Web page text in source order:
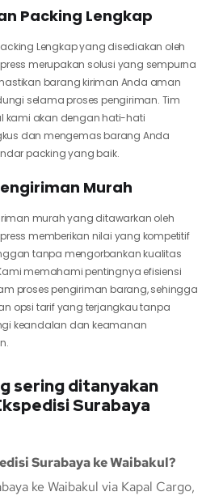
Packing Lengkap
Lengkap yang disediakan oleh
merupakan solusi yang sempurna
barang kiriman Anda aman
selama proses pengiriman. Tim
kami akan dengan hati-hati
dan mengemas barang Anda
packing yang baik.
Murah
murah yang ditawarkan oleh
memberikan nilai yang kompetitif
tanpa mengorbankan kualitas
memahami pentingnya efisiensi
proses pengiriman barang, sehingga
opsi tarif yang terjangkau tanpa
keandalan dan keamanan
sering ditanyakan
Surabaya
Surabaya ke Waibakul?
ke Waibakul via Kapal Cargo,